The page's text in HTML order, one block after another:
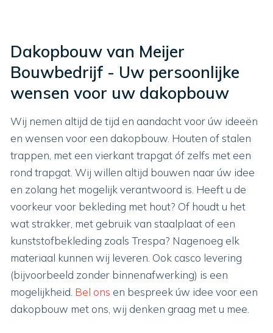
Dakopbouw van Meijer
Bouwbedrijf - Uw persoonlijke
wensen voor uw dakopbouw
Wij nemen altijd de tijd en aandacht voor úw ideeën
en wensen voor een dakopbouw. Houten of stalen
trappen, met een vierkant trapgat óf zelfs met een
rond trapgat. Wij willen altijd bouwen naar úw idee
en zolang het mogelijk verantwoord is. Heeft u de
voorkeur voor bekleding met hout? Of houdt u het
wat strakker, met gebruik van staalplaat of een
kunststofbekleding zoals Trespa? Nagenoeg elk
materiaal kunnen wij leveren. Ook casco levering
(bijvoorbeeld zonder binnenafwerking) is een
mogelijkheid. Bel ons en bespreek úw idee voor een
dakopbouw met ons, wij denken graag met u mee.